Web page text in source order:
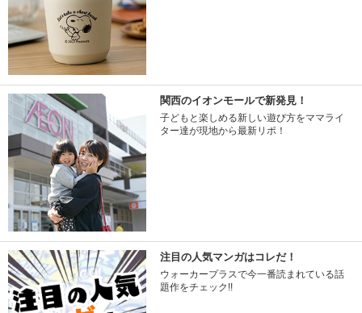
関西のイオンモールで新発見！
子どもと楽しめる新しい遊び方をママライ
ター達が現地から最新リポ！
注目の人気マンガはコレだ！
ウォーカープラスで今一番読まれている話
題作をチェック!!